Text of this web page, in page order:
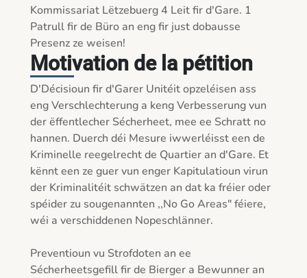
Kommissariat Lëtzebuerg 4 Leit fir d'Gare. 1
Patrull fir de Büro an eng fir just dobausse
Presenz ze weisen!
Motivation de la pétition
D'Décisioun fir d'Garer Unitéit opzeléisen ass
eng Verschlechterung a keng Verbesserung vun
der ëffentlecher Sécherheet, mee ee Schratt no
hannen. Duerch déi Mesure iwwerléisst een de
Kriminelle reegelrecht de Quartier an d'Gare. Et
kënnt een ze guer vun enger Kapitulatioun virun
der Kriminalitéit schwätzen an dat ka fréier oder
spéider zu sougenannten ,,No Go Areas" féiere,
wéi a verschiddenen Nopeschlänner.
Preventioun vu Strofdoten an ee
Sécherheetsgefill fir de Bierger a Bewunner an